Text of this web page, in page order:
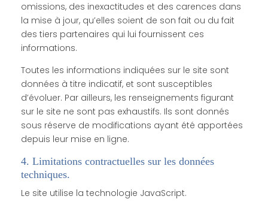
omissions, des inexactitudes et des carences dans
la mise à jour, qu’elles soient de son fait ou du fait
des tiers partenaires qui lui fournissent ces
informations.
Toutes les informations indiquées sur le site sont
données à titre indicatif, et sont susceptibles
d’évoluer. Par ailleurs, les renseignements figurant
sur le site ne sont pas exhaustifs. Ils sont donnés
sous réserve de modifications ayant été apportées
depuis leur mise en ligne.
4. Limitations contractuelles sur les données
techniques.
Le site utilise la technologie JavaScript.